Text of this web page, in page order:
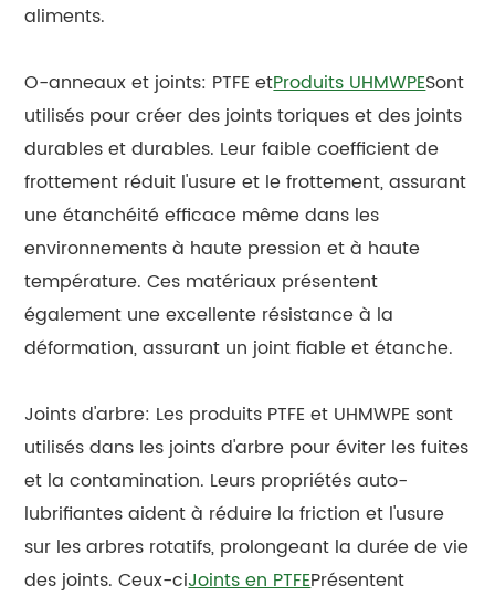
aliments.
O-anneaux et joints: PTFE etProduits UHMWPESont
utilisés pour créer des joints toriques et des joints
durables et durables. Leur faible coefficient de
frottement réduit l'usure et le frottement, assurant
une étanchéité efficace même dans les
environnements à haute pression et à haute
température. Ces matériaux présentent
également une excellente résistance à la
déformation, assurant un joint fiable et étanche.
Joints d'arbre: Les produits PTFE et UHMWPE sont
utilisés dans les joints d'arbre pour éviter les fuites
et la contamination. Leurs propriétés auto-
lubrifiantes aident à réduire la friction et l'usure
sur les arbres rotatifs, prolongeant la durée de vie
des joints. Ceux-ciJoints en PTFEPrésentent